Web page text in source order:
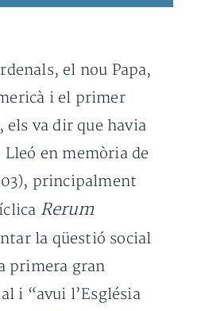
el nou Papa,
i el primer
va dir que havia
en memòria de
principalment
Rerum
la qüestió social
primera gran
i “avui l’Església